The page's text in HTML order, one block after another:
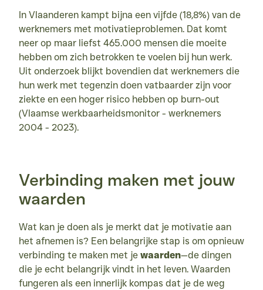
In Vlaanderen kampt bijna een vijfde (18,8%) van de
werknemers met motivatieproblemen. Dat komt
neer op maar liefst 465.000 mensen die moeite
hebben om zich betrokken te voelen bij hun werk.
Uit onderzoek blijkt bovendien dat werknemers die
hun werk met tegenzin doen vatbaarder zijn voor
ziekte en een hoger risico hebben op burn-out
(Vlaamse werkbaarheidsmonitor - werknemers
2004 - 2023).
Verbinding maken met jouw
waarden
Wat kan je doen als je merkt dat je motivatie aan
het afnemen is? Een belangrijke stap is om opnieuw
verbinding te maken met je waarden—de dingen
die je echt belangrijk vindt in het leven. Waarden
fungeren als een innerlijk kompas dat je de weg